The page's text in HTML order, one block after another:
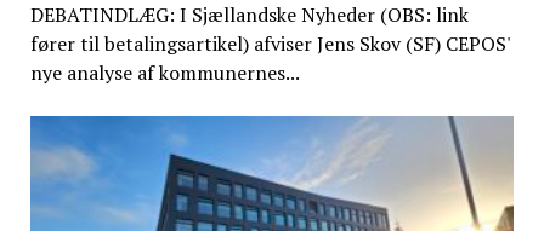
DEBATINDLÆG: I Sjællandske Nyheder (OBS: link
fører til betalingsartikel) afviser Jens Skov (SF) CEPOS'
nye analyse af kommunernes...